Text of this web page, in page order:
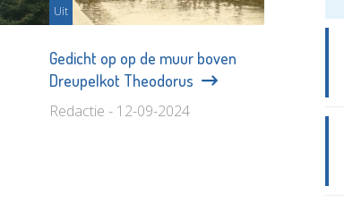
Uit
Gedicht op op de muur boven
Dreupelkot Theodorus
Redactie - 12-09-2024